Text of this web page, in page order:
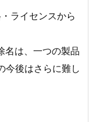
ライセンスから
名は、一つの製品
今後はさらに難し